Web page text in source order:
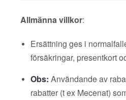
Allmänna villkor:
Ersättning ges i
försäkringar, presentkort
Obs: Användande av
rabatter (t ex Mecenat)